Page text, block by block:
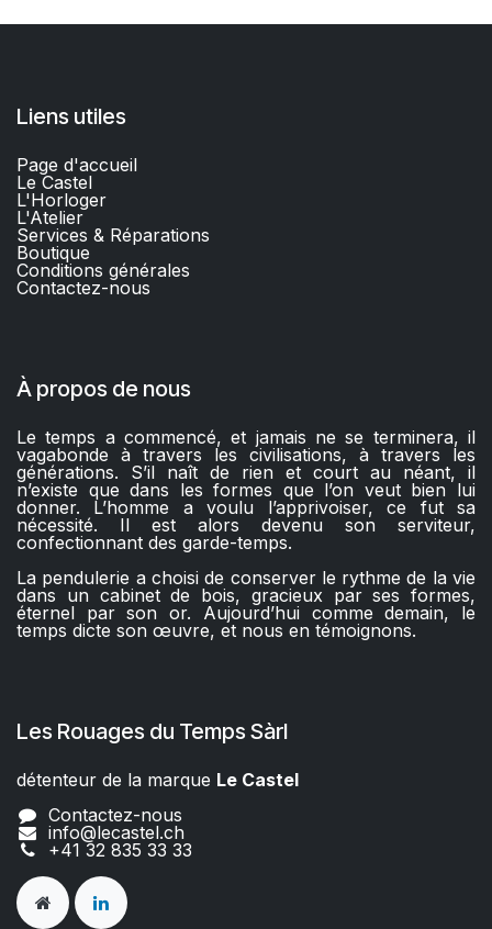
Liens utiles
Page d'accueil
Le Castel
L'Horloger
L'Atelier
Services & Réparations
Boutique
Conditions générales
Contactez-nous​
À propos de nous
Le temps a commencé, et jamais ne se terminera, il
vagabonde à travers les civilisations, à travers les
générations. S’il naît de rien et court au néant, il
n’existe que dans les formes que l’on veut bien lui
donner. L’homme a voulu l’apprivoiser, ce fut sa
nécessité. Il est alors devenu son serviteur,
confectionnant des garde-temps.
La pendulerie a choisi de conserver le rythme de la vie
dans un cabinet de bois, gracieux par ses formes,
éternel par son or. Aujourd’hui comme demain, le
temps dicte son œuvre, et nous en témoignons.
Les Rouages du Temps Sàrl
détenteur de la marque Le Castel​​
Contactez-nous
info@lecastel.ch
+41 32 835 33 33